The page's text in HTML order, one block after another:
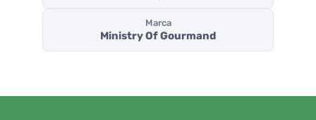
Marca
Ministry Of Gourmand